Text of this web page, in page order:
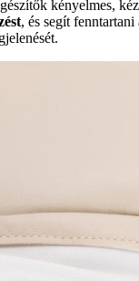
kényelmes,
, és segít